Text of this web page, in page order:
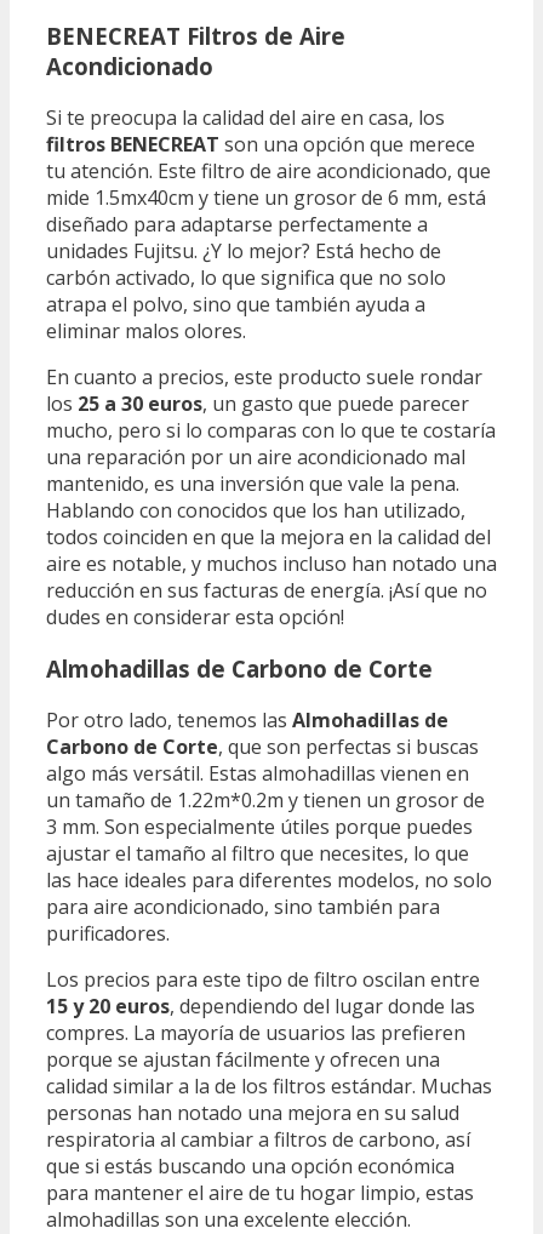
BENECREAT Filtros de Aire
Acondicionado
Si te preocupa la calidad del aire en casa, los
filtros BENECREAT son una opción que merece
tu atención. Este filtro de aire acondicionado, que
mide 1.5mx40cm y tiene un grosor de 6 mm, está
diseñado para adaptarse perfectamente a
unidades Fujitsu. ¿Y lo mejor? Está hecho de
carbón activado, lo que significa que no solo
atrapa el polvo, sino que también ayuda a
eliminar malos olores.
En cuanto a precios, este producto suele rondar
los 25 a 30 euros, un gasto que puede parecer
mucho, pero si lo comparas con lo que te costaría
una reparación por un aire acondicionado mal
mantenido, es una inversión que vale la pena.
Hablando con conocidos que los han utilizado,
todos coinciden en que la mejora en la calidad del
aire es notable, y muchos incluso han notado una
reducción en sus facturas de energía. ¡Así que no
dudes en considerar esta opción!
Almohadillas de Carbono de Corte
Por otro lado, tenemos las Almohadillas de
Carbono de Corte, que son perfectas si buscas
algo más versátil. Estas almohadillas vienen en
un tamaño de 1.22m*0.2m y tienen un grosor de
3 mm. Son especialmente útiles porque puedes
ajustar el tamaño al filtro que necesites, lo que
las hace ideales para diferentes modelos, no solo
para aire acondicionado, sino también para
purificadores.
Los precios para este tipo de filtro oscilan entre
15 y 20 euros, dependiendo del lugar donde las
compres. La mayoría de usuarios las prefieren
porque se ajustan fácilmente y ofrecen una
calidad similar a la de los filtros estándar. Muchas
personas han notado una mejora en su salud
respiratoria al cambiar a filtros de carbono, así
que si estás buscando una opción económica
para mantener el aire de tu hogar limpio, estas
almohadillas son una excelente elección.